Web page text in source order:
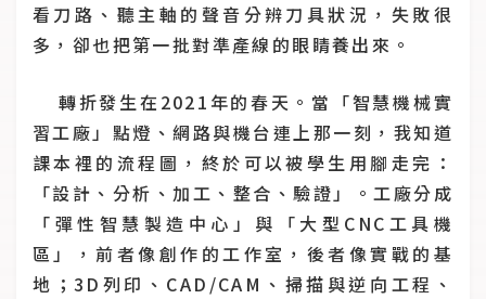
看刀路、聽主軸的聲音分辨刀具狀況，失敗很
多，卻也把第一批對準產線的眼睛養出來。
轉折發生在2021年的春天。當「智慧機械實
習工廠」點燈、網路與機台連上那一刻，我知道
課本裡的流程圖，終於可以被學生用腳走完：
「設計、分析、加工、整合、驗證」。工廠分成
「彈性智慧製造中心」與「大型CNC工具機
區」，前者像創作的工作室，後者像實戰的基
地；3D列印、CAD/CAM、掃描與逆向工程、